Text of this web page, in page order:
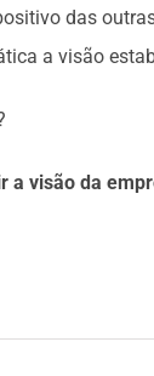
das
a visão
a visão da